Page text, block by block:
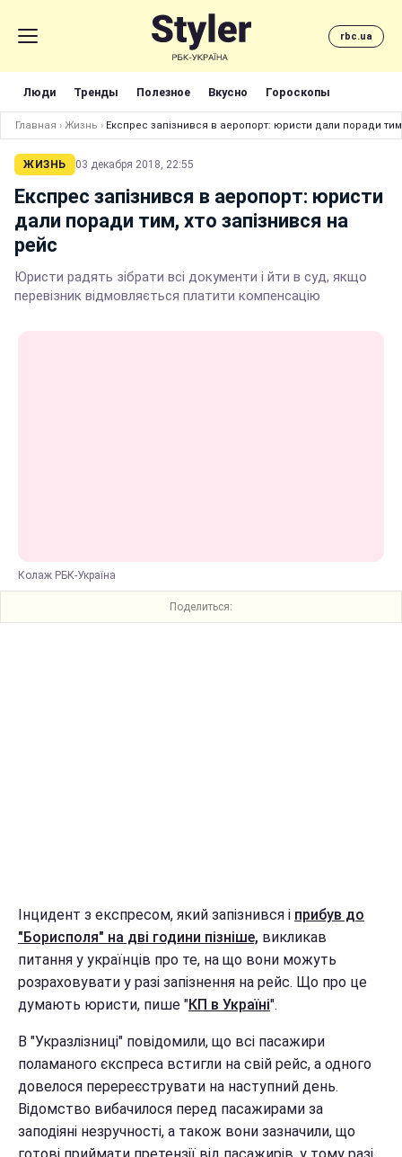
rbc.ua
Люди Тренды Полезное Вкусно Гороскопы
Главная › Жизнь › Експрес запізнився в аеропорт: юристи дали поради
ЖИЗНЬ 03 декабря 2018, 22:55
Експрес запізнився в аеропорт: юристи
дали поради тим, хто запізнився на
рейс
Юристи радять зібрати всі документи і йти в суд, якщо
перевізник відмовляється платити компенсацію
Колаж РБК-Україна
Поделиться:
Інцидент з експресом, який запізнився і прибув до
"Борисполя" на дві години пізніше, викликав
питання у українців про те, на що вони можуть
розраховувати у разі запізнення на рейс. Що про це
думають юристи, пише "КП в Україні".
В "Укразлізниці" повідомили, що всі пасажири
поламаного єкспреса встигли на свій рейс, а одного
довелося перереєструвати на наступний день.
Відомство вибачилося перед пасажирами за
заподіяні незручності, а також вони зазначили, що